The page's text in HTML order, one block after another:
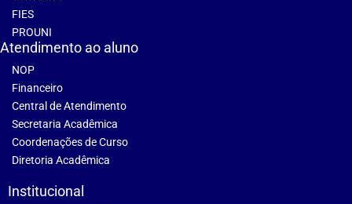
FIES
PROUNI
Atendimento ao aluno
NOP
Financeiro
Central de Atendimento
Secretaria Acadêmica
Coordenações de Curso
Diretoria Acadêmica
Institucional